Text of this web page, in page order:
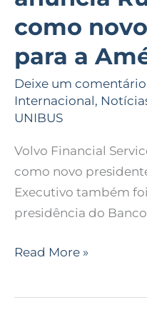
como
para a
Deixe um comentário
Internacional,
UNIBUS
Volvo Financial
como novo
Executivo também
presidência do
Read More »